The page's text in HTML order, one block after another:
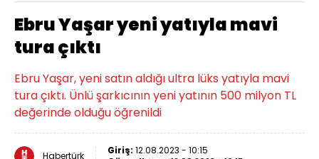
Ebru Yaşar yeni yatıyla mavi
tura çıktı
Ebru Yaşar, yeni satın aldığı ultra lüks yatıyla mavi
tura çıktı. Ünlü şarkıcının yeni yatının 500 milyon TL
değerinde olduğu öğrenildi
Habertürk Giriş: 12.08.2023 - 10:15